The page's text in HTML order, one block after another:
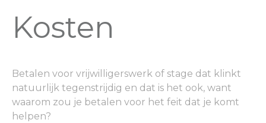
Kosten
Betalen voor vrijwilligerswerk of stage dat klinkt
natuurlijk tegenstrijdig en dat is het ook, want
waarom zou je betalen voor het feit dat je komt
helpen?